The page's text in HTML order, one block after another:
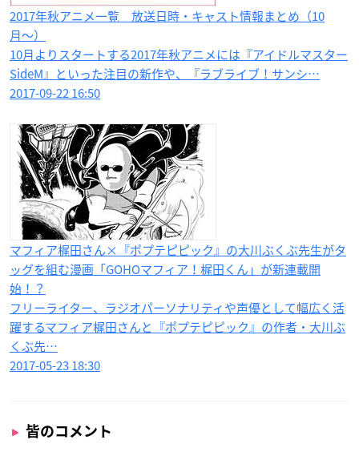
2017年秋アニメ一覧 放送日時・キャスト情報まとめ（10
月〜）
10月よりスタートする2017年秋アニメには『アイドルマスター
SideM』といった注目の新作や、『ラブライブ！サンシ…
2017-09-22 16:50
マフィア梶田さん×『ポプテピピック』の大川ぶくぶ​先生がタ
ッグを組む漫画「GOHOマフィア！梶田くん」が新連載​開
始！？
フリーライター、ラジオパーソナリティや声優として幅広く活
躍するマフィア梶田さんと『ポプテピピック』の作者・大川ぶ
くぶ先…
2017-05-23 18:30
皆のコメント